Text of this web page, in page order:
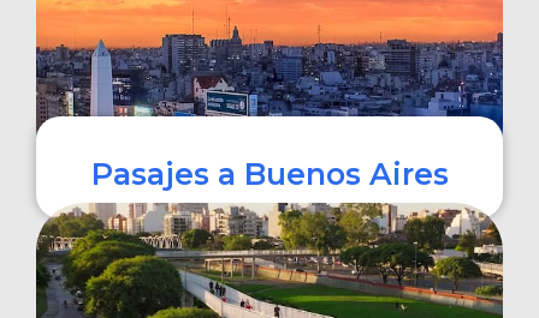
Pasajes a Buenos Aires
COMPRAR